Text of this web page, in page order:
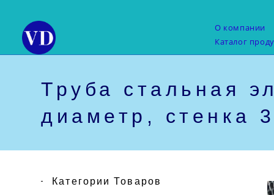
содержимому
О компании
Каталог
Труба стальная
диаметр, стенка
Категории Товаров